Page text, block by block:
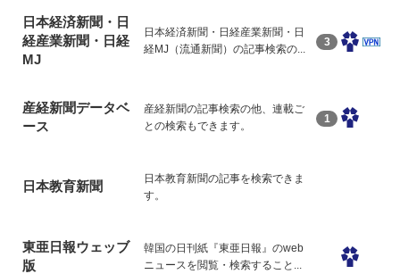
日本経済新聞・日
経産業新聞・日経
MJ
日本経済新聞・日経産業新聞・日
経MJ（流通新聞）の記事検索の...
3
産経新聞データベ
ース
産経新聞の記事検索の他、連載ご
との検索もできます。
1
日本教育新聞
日本教育新聞の記事を検索できま
す。
東亜日報ウェッブ
版
韓国の日刊紙『東亜日報』のweb
ニュースを閲覧・検索すること...